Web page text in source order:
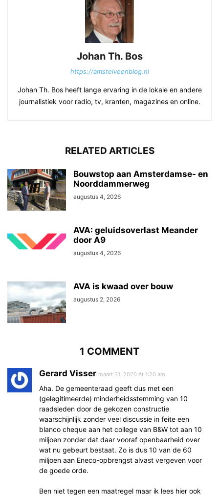
Johan Th. Bos
https://amstelveenblog.nl
Johan Th. Bos heeft lange ervaring in de lokale en andere
journalistiek voor radio, tv, kranten, magazines en online.
RELATED ARTICLES
Bouwstop aan Amsterdamse- en
Noorddammerweg
augustus 4, 2026
AVA: geluidsoverlast Meander
door A9
augustus 4, 2026
AVA is kwaad over bouw
augustus 2, 2026
1 COMMENT
Gerard Visser maart 31, 2020 At 1:20 am
Aha. De gemeenteraad geeft dus met een
(gelegitimeerde) minderheidsstemming van 10
raadsleden door de gekozen constructie
waarschijnlijk zonder veel discussie in feite een
blanco cheque aan het college van B&W tot aan 10
miljoen zonder dat daar vooraf openbaarheid over
wat nu gebeurt bestaat. Zo is dus 10 van de 60
miljoen aan Eneco-opbrengst alvast vergeven voor
de goede orde.
Ben niet tegen een maatregel maar ik lees hier ook